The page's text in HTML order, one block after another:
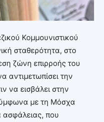
Κομμουνιστικού
σταθερότητα, στο
ζώνη επιρροής του
αντιμετωπίσει την
να εισβάλει στην
με τη Μόσχα
ασφάλειας, που